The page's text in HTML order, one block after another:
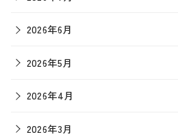
2026年6月
2026年5月
2026年4月
2026年3月